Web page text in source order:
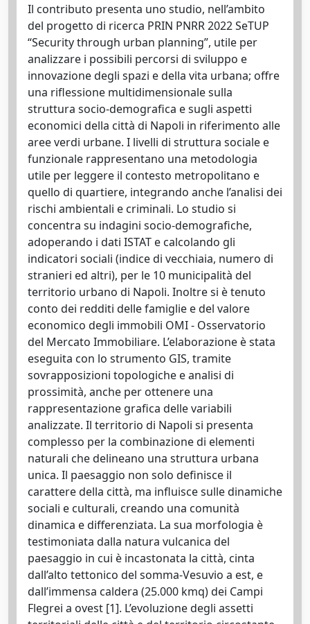
Il contributo presenta uno studio, nell’ambito
del progetto di ricerca PRIN PNRR 2022 SeTUP
“Security through urban planning”, utile per
analizzare i possibili percorsi di sviluppo e
innovazione degli spazi e della vita urbana; offre
una riflessione multidimensionale sulla
struttura socio-demografica e sugli aspetti
economici della città di Napoli in riferimento alle
aree verdi urbane. I livelli di struttura sociale e
funzionale rappresentano una metodologia
utile per leggere il contesto metropolitano e
quello di quartiere, integrando anche l’analisi dei
rischi ambientali e criminali. Lo studio si
concentra su indagini socio-demografiche,
adoperando i dati ISTAT e calcolando gli
indicatori sociali (indice di vecchiaia, numero di
stranieri ed altri), per le 10 municipalità del
territorio urbano di Napoli. Inoltre si è tenuto
conto dei redditi delle famiglie e del valore
economico degli immobili OMI - Osservatorio
del Mercato Immobiliare. L’elaborazione è stata
eseguita con lo strumento GIS, tramite
sovrapposizioni topologiche e analisi di
prossimità, anche per ottenere una
rappresentazione grafica delle variabili
analizzate. Il territorio di Napoli si presenta
complesso per la combinazione di elementi
naturali che delineano una struttura urbana
unica. Il paesaggio non solo definisce il
carattere della città, ma influisce sulle dinamiche
sociali e culturali, creando una comunità
dinamica e differenziata. La sua morfologia è
testimoniata dalla natura vulcanica del
paesaggio in cui è incastonata la città, cinta
dall’alto tettonico del somma-Vesuvio a est, e
dall’immensa caldera (25.000 kmq) dei Campi
Flegrei a ovest [1]. L’evoluzione degli assetti